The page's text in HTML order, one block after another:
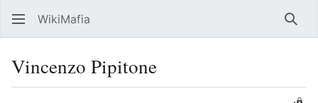
WikiMafia
Vincenzo Pipitone